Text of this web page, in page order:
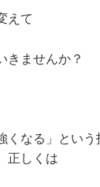
えて
きませんか？
くなる」とい
正しくは